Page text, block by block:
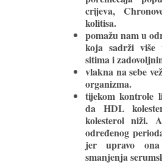
crijeva,
kolitisa.
pomažu nam u
koja sadrži
sitima i
vlakna na sebe
organizma.
tijekom kontrole
da HDL
kolesterol niži.
određenog
jer upravo ona
smanjenja